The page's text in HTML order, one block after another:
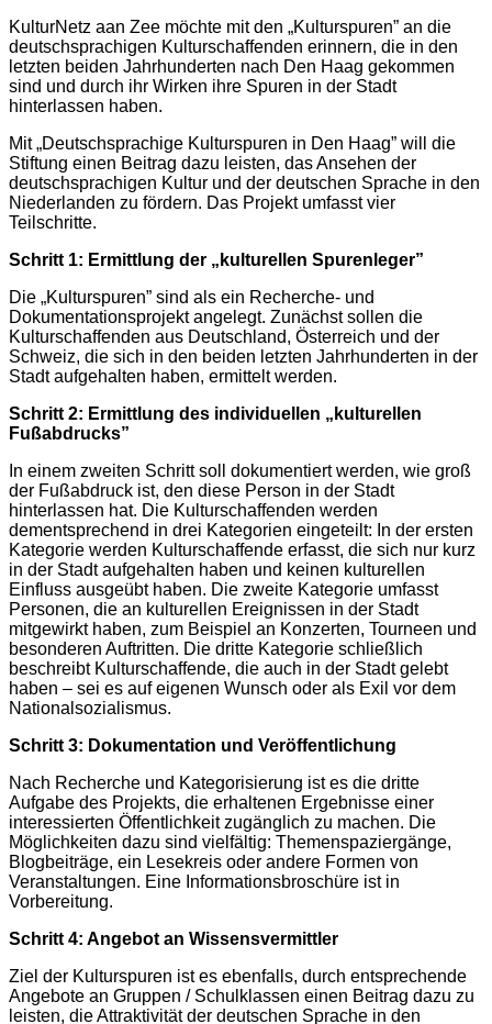
KulturNetz aan Zee möchte mit den „Kulturspuren” an die
deutschsprachigen Kulturschaffenden erinnern, die in den
letzten beiden Jahrhunderten nach Den Haag gekommen
sind und durch ihr Wirken ihre Spuren in der Stadt
hinterlassen haben.
Mit „Deutschsprachige Kulturspuren in Den Haag” will die
Stiftung einen Beitrag dazu leisten, das Ansehen der
deutschsprachigen Kultur und der deutschen Sprache in den
Niederlanden zu fördern. Das Projekt umfasst vier
Teilschritte.
Schritt 1: Ermittlung der „kulturellen Spurenleger”
Die „Kulturspuren” sind als ein Recherche- und
Dokumentationsprojekt angelegt. Zunächst sollen die
Kulturschaffenden aus Deutschland, Österreich und der
Schweiz, die sich in den beiden letzten Jahrhunderten in der
Stadt aufgehalten haben, ermittelt werden.
Schritt 2: Ermittlung des individuellen „kulturellen
Fußabdrucks”
In einem zweiten Schritt soll dokumentiert werden, wie groß
der Fußabdruck ist, den diese Person in der Stadt
hinterlassen hat. Die Kulturschaffenden werden
dementsprechend in drei Kategorien eingeteilt: In der ersten
Kategorie werden Kulturschaffende erfasst, die sich nur kurz
in der Stadt aufgehalten haben und keinen kulturellen
Einfluss ausgeübt haben. Die zweite Kategorie umfasst
Personen, die an kulturellen Ereignissen in der Stadt
mitgewirkt haben, zum Beispiel an Konzerten, Tourneen und
besonderen Auftritten. Die dritte Kategorie schließlich
beschreibt Kulturschaffende, die auch in der Stadt gelebt
haben – sei es auf eigenen Wunsch oder als Exil vor dem
Nationalsozialismus.
Schritt 3: Dokumentation und Veröffentlichung
Nach Recherche und Kategorisierung ist es die dritte
Aufgabe des Projekts, die erhaltenen Ergebnisse einer
interessierten Öffentlichkeit zugänglich zu machen. Die
Möglichkeiten dazu sind vielfältig: Themenspaziergänge,
Blogbeiträge, ein Lesekreis oder andere Formen von
Veranstaltungen. Eine Informationsbroschüre ist in
Vorbereitung.
Schritt 4: Angebot an Wissensvermittler
Ziel der Kulturspuren ist es ebenfalls, durch entsprechende
Angebote an Gruppen / Schulklassen einen Beitrag dazu zu
leisten, die Attraktivität der deutschen Sprache in den